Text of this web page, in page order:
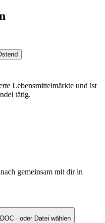
Lebensmittelmärkte und ist
tätig.
gemeinsam mit dir in
· oder Datei wählen